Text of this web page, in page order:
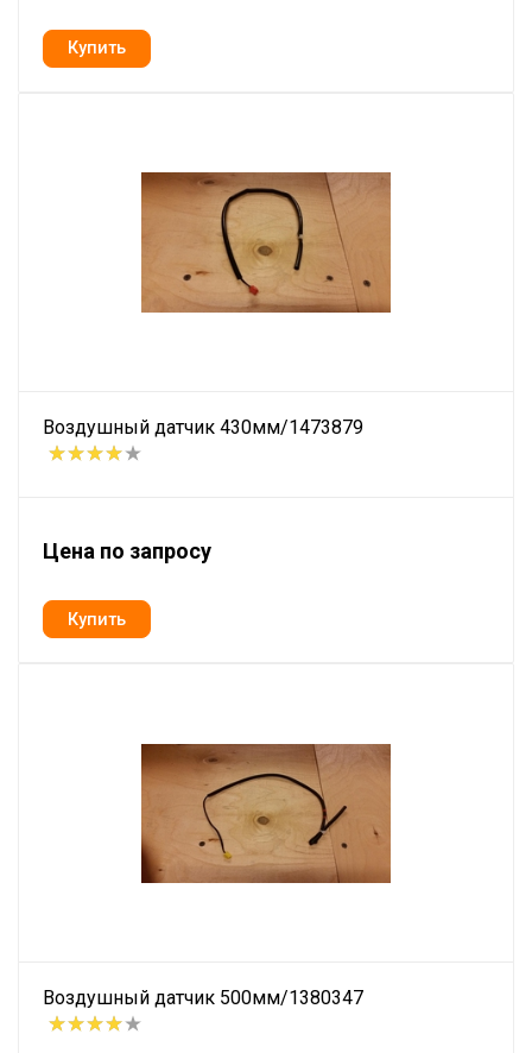
Воздушный датчик 430мм/1473879
Цена по запросу
Воздушный датчик 500мм/1380347